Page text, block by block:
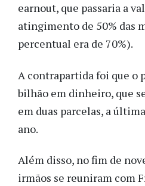
earnout, que passaria a
atingimento de 50% das
percentual era de 70%).
A contrapartida foi que o
bilhão em dinheiro, que
em duas parcelas, a
ano.
Além disso, no fim de
irmãos se reuniram com